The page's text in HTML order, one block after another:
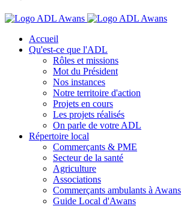
Accueil
Qu'est-ce que l'ADL
Rôles et missions
Mot du Président
Nos instances
Notre territoire d'action
Projets en cours
Les projets réalisés
On parle de votre ADL
Répertoire local
Commerçants & PME
Secteur de la santé
Agriculture
Associations
Commerçants ambulants à Awans
Guide Local d'Awans